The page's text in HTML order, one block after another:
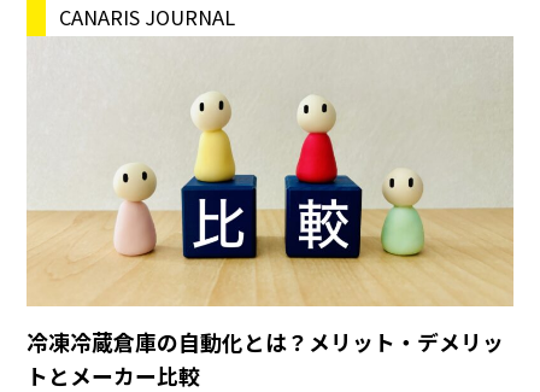
CANARIS JOURNAL
冷凍冷蔵倉庫の自動化とは？メリット・デメリッ
トとメーカー比較